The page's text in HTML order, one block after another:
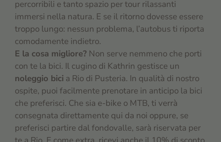
percorribili e tanto spazio per tour rilassanti
immersi nella natura. E se il ritorno dovesse essere
troppo lungo: nessun problema, l’autobus ti riporta
comodamente indietro.
E la cosa migliore? Non serve nemmeno che porti
con te la bici. Il cugino di Kathrin gestisce un
noleggio bici a Rio di Pusteria. In qualità di nostro
ospite, puoi facilmente prenotare in anticipo la bici
che preferisci. Che sia e-bike o MTB, ti verrà
consegnata direttamente qui da noi oppure, se
preferisci partire dal fondovalle, sarà riservata per